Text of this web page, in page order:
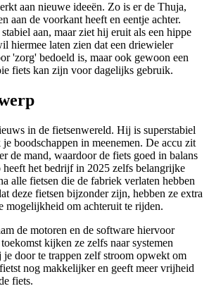
aan nieuwe ideeën. Zo is er de Thuja,
aan de voorkant heeft en eentje achter.
aan, maar ziet hij eruit als een hippe
hiermee laten zien dat een driewieler
'zorg' bedoeld is, maar ook gewoon een
fiets kan zijn voor dagelijks gebruik.
in de fietsenwereld. Hij is superstabiel
boodschappen in meenemen. De accu zit
de mand, waardoor de fiets goed in balans
het bedrijf in 2025 zelfs belangrijke
alle fietsen die de fabriek verlaten hebben
deze fietsen bijzonder zijn, hebben ze extra
mogelijkheid om achteruit te rijden.
de motoren en de software hiervoor
kijken ze zelfs naar systemen
door te trappen zelf stroom opwekt om
nog makkelijker en geeft meer vrijheid
fiets.